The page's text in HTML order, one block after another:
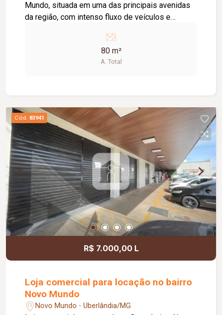
Mundo, situada em uma das principais avenidas
da região, com intenso fluxo de veículos e
para sua empresa. O imóvel conta com
aproximadamente 80 m² de área privativa, planta
versátil com amplo espaço interno, banheiro,
comercial, que possui habite-se comercial e está
disponível em primeira locação. Opção de
locação flexível: as lojas podem ser alugadas
individualmente, com cerca de 80 m² cada, ou
integradas, totalizando aproximadamente 240 m²
de área privativa, atendendo diferentes
necessidades de operação. Uma excelente
oportunidade para empresas que valorizam
localização estratégica, visibilidade e estrutura
moderna.
80 m²
A. Total
Cód. 83941
R$ 7.000,00 L
Loja comercial para locação no bairro
Novo Mundo
Novo Mundo - Uberlândia/MG